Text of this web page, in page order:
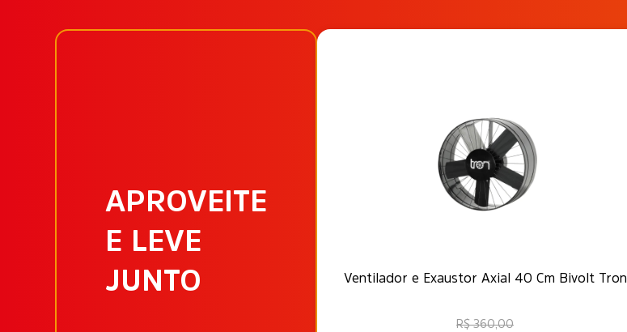
APROVEITE
E LEVE
JUNTO
Ventilador e Exaustor Axial 40 Cm Bivolt Tron
R$ 360,00